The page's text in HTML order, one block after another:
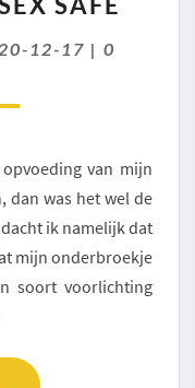
12-17 | 0
van mijn
dan was het wel de
ik namelijk dat
mijn onderbroekje
soort voorlichting